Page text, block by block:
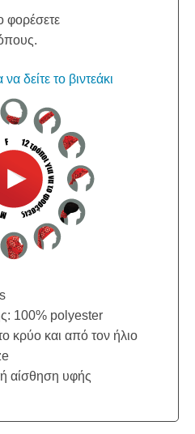
φορέσετε
δείτε το βιντεάκι
100% polyester
κρύο και από τον ήλιο
αίσθηση υφής